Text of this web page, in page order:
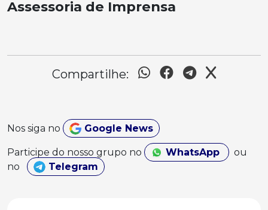
Assessoria de Imprensa
Compartilhe:
Nos siga no Google News
Participe do nosso grupo no WhatsApp
ou
no
Telegram